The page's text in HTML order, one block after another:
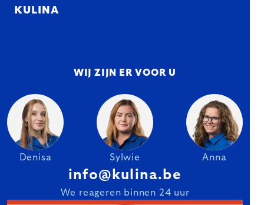
KULINA
WIJ ZIJN ER VOOR U
Denisa Sylwie Anna
info@kulina.be
We reageren binnen 24 uur